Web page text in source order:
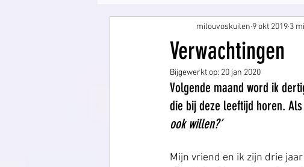
Verwachtingen
milouvoskuilen 9 okt 2019 3
Bijgewerkt op: 20 jan 2020
Volgende maand word ik
die bij deze leeftijd horen.
ook willen?’
Mijn vriend en ik zijn drie